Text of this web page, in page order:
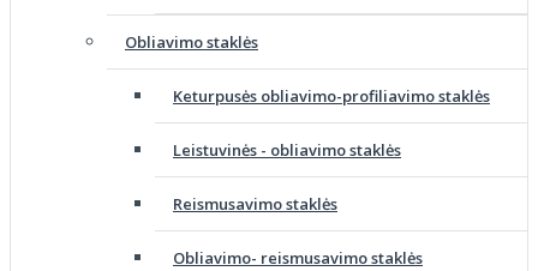
Obliavimo staklės
Keturpusės obliavimo-profiliavimo staklės
Leistuvinės - obliavimo staklės
Reismusavimo staklės
Obliavimo- reismusavimo staklės